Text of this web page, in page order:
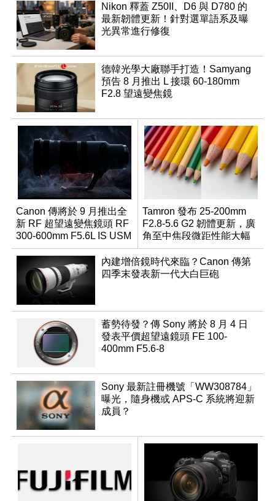
Nikon 釋蓋 Z50II、D6 與 D780 的
最新韌體更新！針對選單語系及曝
光異常進行修復
德韓光學大廠聯手打造！Samyang
預告 8 月推出 L 接環 60-180mm
F2.8 望遠變焦鏡
Canon 傳將於 9 月推出全
新 RF 超望遠變焦鏡頭 RF
300-600mm F5.6L IS USM
Tamron 發布 25-200mm
F2.8-5.6 G2 韌體更新，廣
角至中焦段微距性能大幅
升級
內建增倍鏡時代來臨？Canon 傳第
四季末發表新一代大白巨砲
蓄勢待發？傳 Sony 將於 8 月 4 日
發表平價超望遠鏡頭 FE 100-
400mm F5.6-8
Sony 最新註冊機號「WW308784」
曝光，隨身機或 APS-C 系統將迎新
成員？